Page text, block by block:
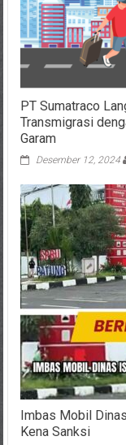
PT Sumatraco
Transmigrasi
Garam
Desember 12, 2024
Imbas Mobil
Kena Sanksi